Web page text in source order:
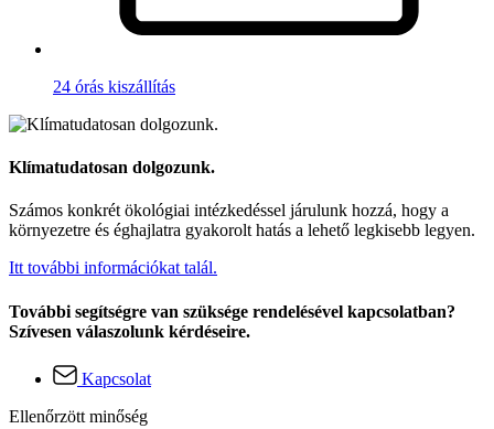
24 órás kiszállítás
Klímatudatosan dolgozunk.
Számos konkrét ökológiai intézkedéssel járulunk hozzá, hogy a
környezetre és éghajlatra gyakorolt hatás a lehető legkisebb legyen.
Itt további információkat talál.
További segítségre van szüksége rendelésével kapcsolatban?
Szívesen válaszolunk kérdéseire.
Kapcsolat
Ellenőrzött minőség